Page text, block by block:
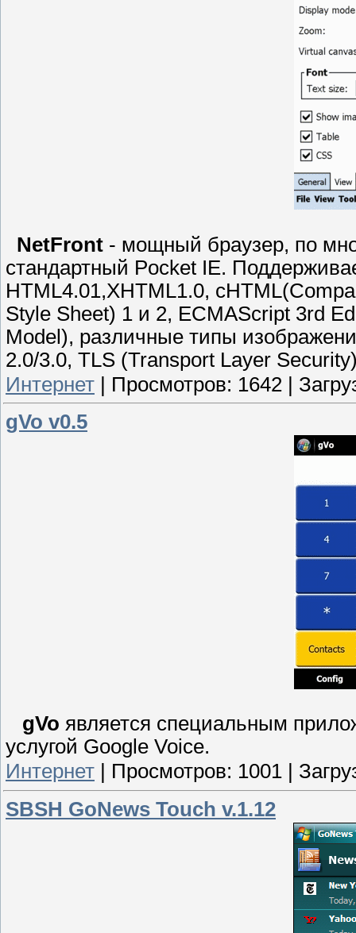
NetFront - мощный браузер, по
стандартный Pocket IE.
HTML4.01,XHTML1.0,
Style Sheet) 1 и 2, ECMAScript 3rd
Model), различные типы
2.0/3.0, TLS (Transport Layer
Интернет | Просмотров: 1642 |
gVo v0.5
gVo является специальным
услугой Google Voice.
Интернет
Просмотров: 1001
SBSH GoNews Touch v.1.12